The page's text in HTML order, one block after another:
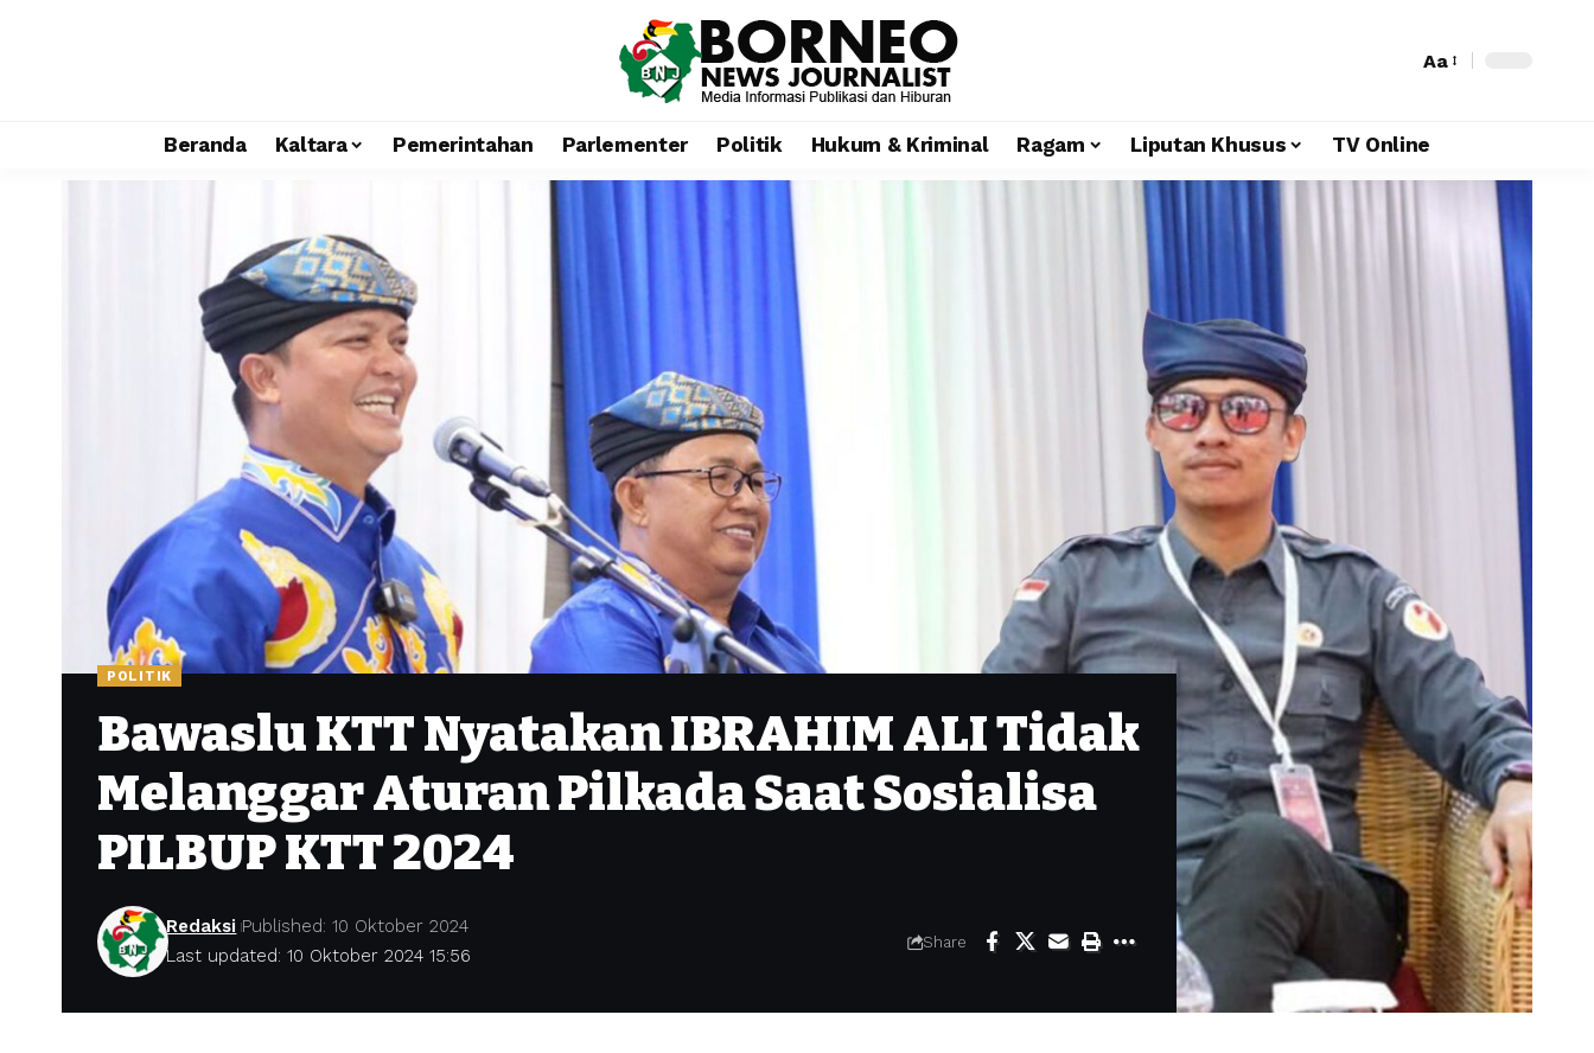
Aa
Beranda Kaltara Pemerintahan Parlementer Politik Hukum & Kriminal Ragam Liputan Khusus TV Online
POLITIK
Bawaslu KTT Nyatakan IBRAHIM ALI Tidak
Melanggar Aturan Pilkada Saat Sosialisa
PILBUP KTT 2024
Last updated: 10 Oktober 2024 15:56
Redaksi Published: 10 Oktober 2024
Share